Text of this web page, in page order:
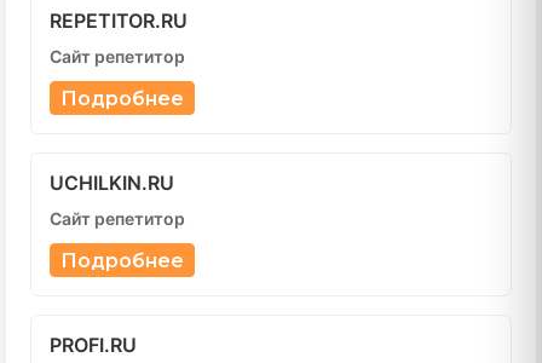
REPETITOR.RU
Сайт репетитор
Подробнее
UCHILKIN.RU
Сайт репетитор
Подробнее
PROFI.RU